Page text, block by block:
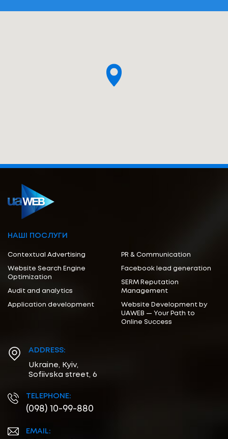
НАШІ ПОСЛУГИ
Contextual Advertising
Website Search Engine
Optimization
Audit and analytics
Application development
PR & Communication
Facebook lead generation
SERM Reputation
Management
Website Development by
UAWEB — Your Path to
Online Success
ADDRESS:
Ukraine, Kyiv,
Sofiivska street, 6
TELEPHONE:
(098) 10-99-880
EMAIL: